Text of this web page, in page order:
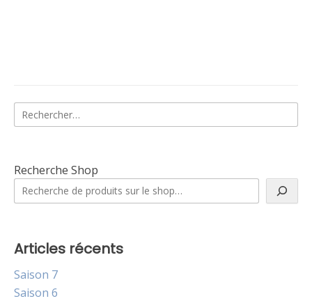
Rechercher :
Recherche Shop
Articles récents
Saison 7
Saison 6